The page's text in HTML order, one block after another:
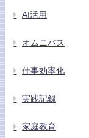
AI活用
オムニバス
仕事効率化
実践記録
家庭教育